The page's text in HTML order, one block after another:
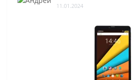
11.01.2024